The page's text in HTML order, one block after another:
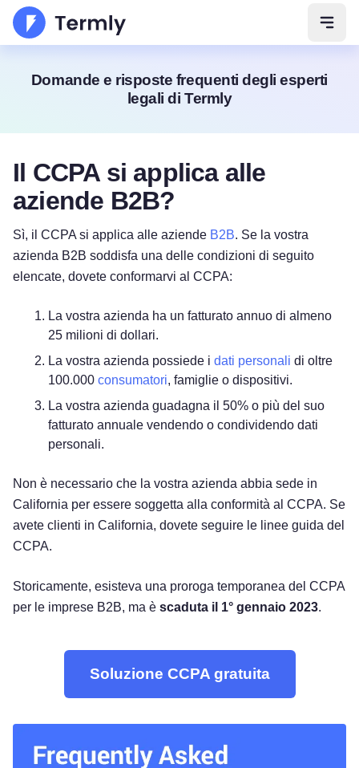
Apri
Domande e risposte frequenti degli esperti
legali di Termly
Il CCPA si applica alle
aziende B2B?
Sì, il CCPA si applica alle aziende B2B. Se la vostra
azienda B2B soddisfa una delle condizioni di seguito
elencate, dovete conformarvi al CCPA:
La vostra azienda ha un fatturato annuo di almeno
25 milioni di dollari.
La vostra azienda possiede i dati personali di oltre
100.000 consumatori, famiglie o dispositivi.
La vostra azienda guadagna il 50% o più del suo
fatturato annuale vendendo o condividendo dati
personali.
Non è necessario che la vostra azienda abbia sede in
California per essere soggetta alla conformità al CCPA. Se
avete clienti in California, dovete seguire le linee guida del
CCPA.
Storicamente, esisteva una proroga temporanea del CCPA
per le imprese B2B, ma è scaduta il 1° gennaio 2023.
Soluzione CCPA gratuita